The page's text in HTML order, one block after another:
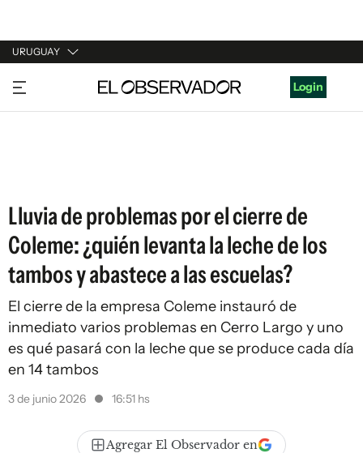
URUGUAY
URUGUAY
ARGENTINA
Login
Lluvia de problemas por el cierre de
Coleme: ¿quién levanta la leche de los
tambos y abastece a las escuelas?
El cierre de la empresa Coleme instauró de
inmediato varios problemas en Cerro Largo y uno
es qué pasará con la leche que se produce cada día
en 14 tambos
3 de junio 2026 16:51 hs
Agregar El Observador en